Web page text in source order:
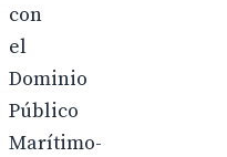
con
el
Dominio
Público
Marítimo-